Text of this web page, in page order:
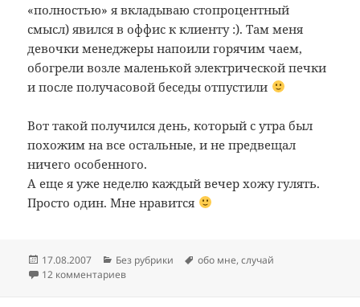
«полностью» я вкладываю стопроцентный
смысл) явился в оффис к клиенту :). Там меня
девочки менеджеры напоили горячим чаем,
обогрели возле маленькой электрической печки
и после получасовой беседы отпустили
Вот такой получился день, который с утра был
похожим на все остальные, и не предвещал
ничего особенного.
А еще я уже неделю каждый вечер хожу гулять.
Просто один. Мне нравится
Опубликовано
17.08.2007 Рубрики
Без рубрики Метки
обо мне,случай
12 комментариевк записи Я и Дождь